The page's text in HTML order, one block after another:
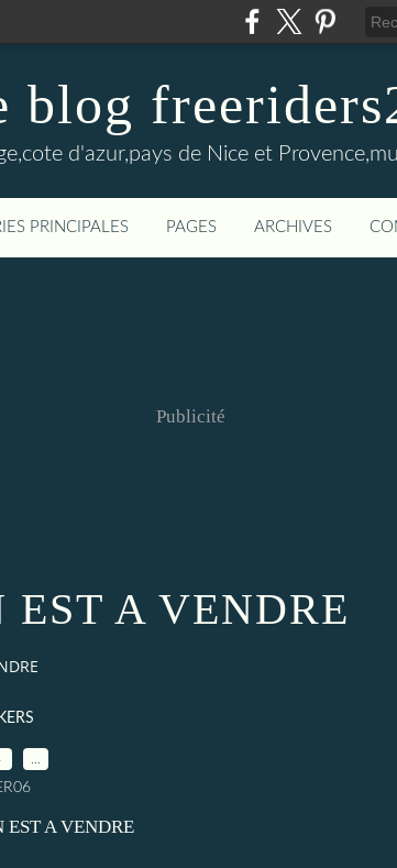
blog
d'azur,pays de Nice et
PRINCIPALES PAGES ARCHIVES
Publicité
A VENDRE